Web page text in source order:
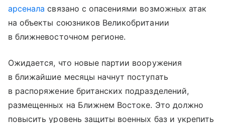
арсенала связано с опасениями возможных атак
на объекты союзников Великобритании
в ближневосточном регионе.
Ожидается, что новые партии вооружения
в ближайшие месяцы начнут поступать
в распоряжение британских подразделений,
размещенных на Ближнем Востоке. Это должно
повысить уровень защиты военных баз и укрепить